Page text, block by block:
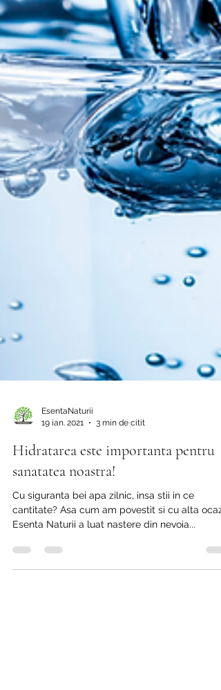
19 ian. 2021
3 min de citit
Hidratarea este importanta pentru
sanatatea noastra!
Cu siguranta bei apa zilnic, insa stii in ce
Esenta Naturii a luat nastere din nevoia...